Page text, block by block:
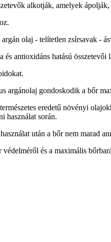
alkotják, amelyek
olaj - telítetlen zsírsavak -
antioxidáns hatású
argánolaj gondoskodik a bőr
eredetű növényi
használat során.
után a bőr nem marad
és a maximális